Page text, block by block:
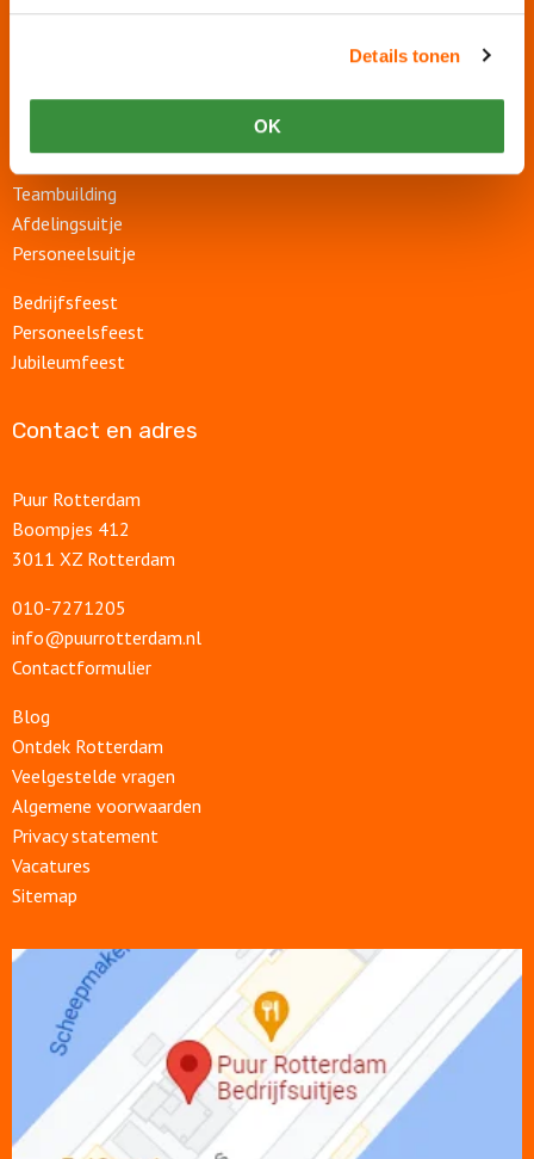
Details tonen
OK
Rondvaart
Teambuilding
Afdelingsuitje
Personeelsuitje
Bedrijfsfeest
Personeelsfeest
Jubileumfeest
Contact en adres
Puur Rotterdam
Boompjes 412
3011 XZ Rotterdam
010-7271205
info@puurrotterdam.nl
Contactformulier
Blog
Ontdek Rotterdam
Veelgestelde vragen
Algemene voorwaarden
Privacy statement
Vacatures
Sitemap
Open